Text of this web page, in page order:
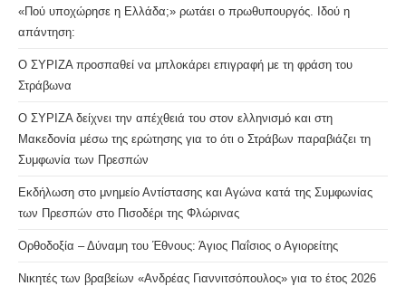
«Πού υποχώρησε η Ελλάδα;» ρωτάει ο πρωθυπουργός. Ιδού η
απάντηση:
Ο ΣΥΡΙΖΑ προσπαθεί να μπλοκάρει επιγραφή με τη φράση του
Στράβωνα
Ο ΣΥΡΙΖΑ δείχνει την απέχθειά του στον ελληνισμό και στη
Μακεδονία μέσω της ερώτησης για το ότι ο Στράβων παραβιάζει τη
Συμφωνία των Πρεσπών
Εκδήλωση στο μνημείο Αντίστασης και Αγώνα κατά της Συμφωνίας
των Πρεσπών στο Πισοδέρι της Φλώρινας
Ορθοδοξία – Δύναμη του Έθνους: Άγιος Παΐσιος ο Αγιορείτης
Νικητές των βραβείων «Ανδρέας Γιαννιτσόπουλος» για το έτος 2026